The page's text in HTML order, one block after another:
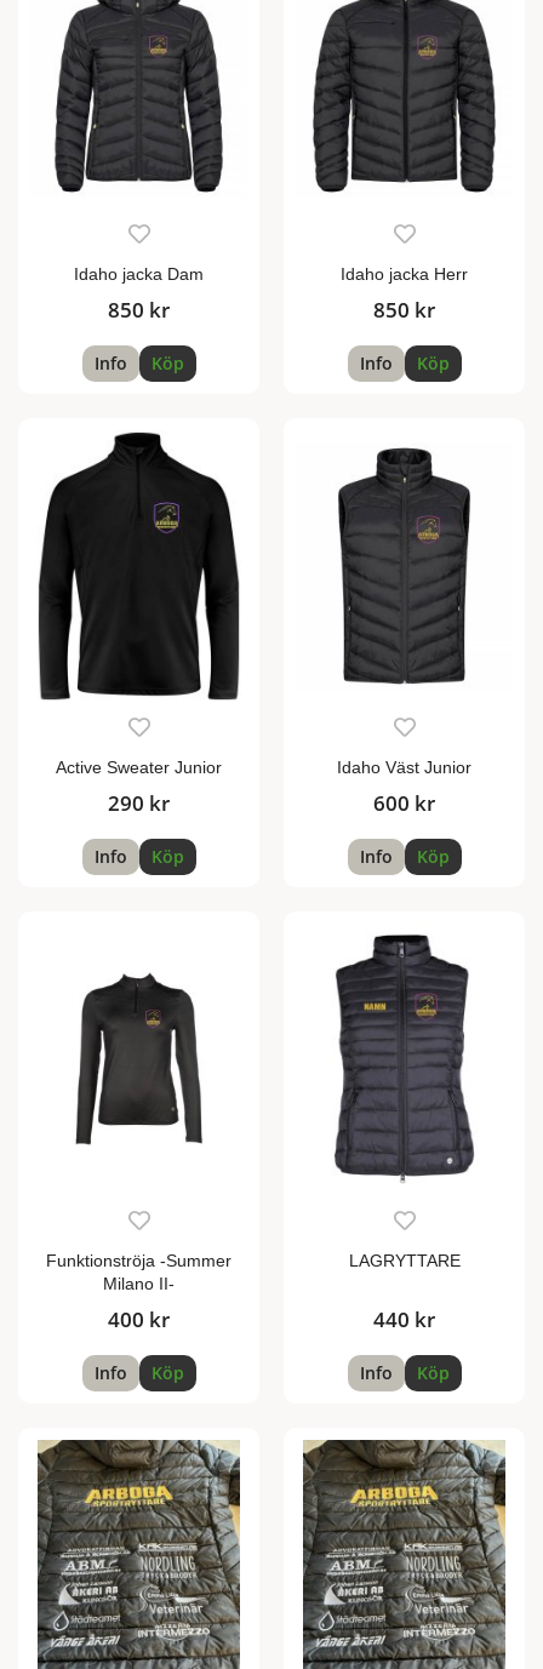
Idaho jacka Dam
850 kr
Info Köp
Idaho jacka Herr
850 kr
Info Köp
Active Sweater Junior
290 kr
Info Köp
Idaho Väst Junior
600 kr
Info Köp
Funktionströja -Summer
Milano II-
400 kr
Info Köp
LAGRYTTARE
440 kr
Info Köp